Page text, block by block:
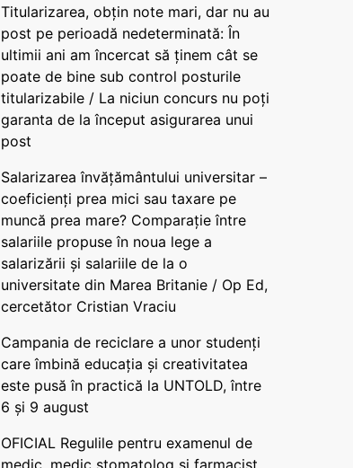
Titularizarea, obțin note mari, dar nu au
post pe perioadă nedeterminată: În
ultimii ani am încercat să ținem cât se
poate de bine sub control posturile
titularizabile / La niciun concurs nu poți
garanta de la început asigurarea unui
post
Salarizarea învățământului universitar –
coeficienți prea mici sau taxare pe
muncă prea mare? Comparație între
salariile propuse în noua lege a
salarizării și salariile de la o
universitate din Marea Britanie / Op Ed,
cercetător Cristian Vraciu
Campania de reciclare a unor studenți
care îmbină educația și creativitatea
este pusă în practică la UNTOLD, între
6 și 9 august
OFICIAL Regulile pentru examenul de
medic, medic stomatolog și farmacist